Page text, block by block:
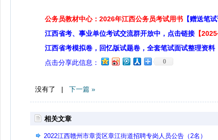
公务员教材中心：2026年江西公务员考试用书 【赠送笔
江西省考、事业单位考试交流群开放中，点击链接 【
江西省考模拟卷，回忆版试题卷，全套笔试面试整理资料
点击分享此信息：
0
没有了 | 下一篇 »
相关文章
2022江西赣州市章贡区章江街道招聘专岗人员公告（2名）